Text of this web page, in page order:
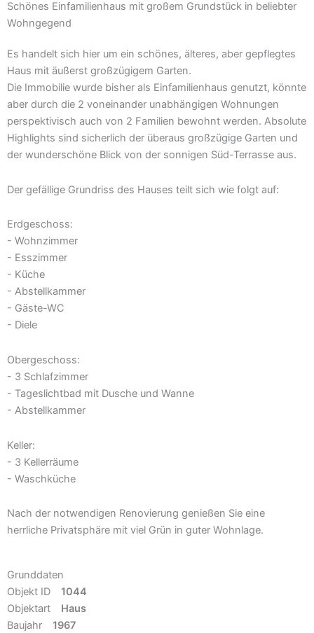
Schönes Einfamilienhaus mit großem Grundstück in beliebter
Wohngegend
Es handelt sich hier um ein schönes, älteres, aber gepflegtes
Haus mit äußerst großzügigem Garten.
Die Immobilie wurde bisher als Einfamilienhaus genutzt, könnte
aber durch die 2 voneinander unabhängigen Wohnungen
perspektivisch auch von 2 Familien bewohnt werden. Absolute
Highlights sind sicherlich der überaus großzügige Garten und
der wunderschöne Blick von der sonnigen Süd-Terrasse aus.
Der gefällige Grundriss des Hauses teilt sich wie folgt auf:
Erdgeschoss:
- Wohnzimmer
- Esszimmer
- Küche
- Abstellkammer
- Gäste-WC
- Diele
Obergeschoss:
- 3 Schlafzimmer
- Tageslichtbad mit Dusche und Wanne
- Abstellkammer
Keller:
- 3 Kellerräume
- Waschküche
Nach der notwendigen Renovierung genießen Sie eine
herrliche Privatsphäre mit viel Grün in guter Wohnlage.
Grunddaten
Objekt ID
1044
Objektart
Haus
Baujahr
1967